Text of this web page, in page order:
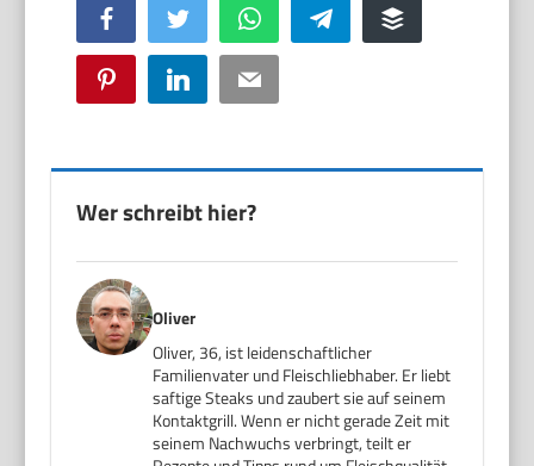
Facebook Twitter WhatsApp Telegram Buffer
Pinterest LinkedIn Email
Wer schreibt hier?
Oliver
Oliver, 36, ist leidenschaftlicher
Familienvater und Fleischliebhaber. Er liebt
saftige Steaks und zaubert sie auf seinem
Kontaktgrill. Wenn er nicht gerade Zeit mit
seinem Nachwuchs verbringt, teilt er